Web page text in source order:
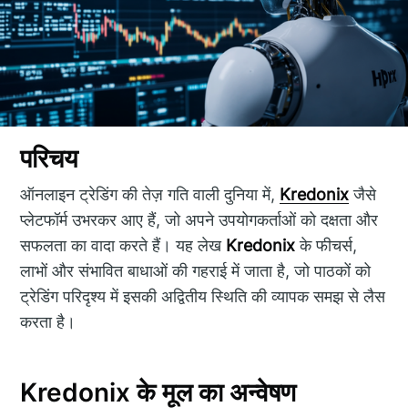
परिचय
ऑनलाइन ट्रेडिंग की तेज़ गति वाली दुनिया में, Kredonixजैसे
प्लेटफॉर्म उभरकर आए हैं, जो अपने उपयोगकर्ताओं को दक्षता और
सफलता का वादा करते हैं। यह लेख Kredonixके फीचर्स,
लाभों और संभावित बाधाओं की गहराई में जाता है, जो पाठकों को
ट्रेडिंग परिदृश्य में इसकी अद्वितीय स्थिति की व्यापक समझ से लैस
करता है।
Kredonix के मूल का अन्वेषण